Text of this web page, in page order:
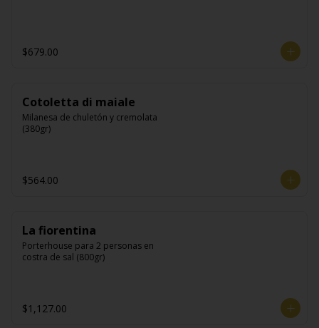
$679.00
Cotoletta di maiale
Milanesa de chuletón y cremolata
(380gr)
$564.00
La fiorentina
Porterhouse para 2 personas en
costra de sal (800gr)
$1,127.00